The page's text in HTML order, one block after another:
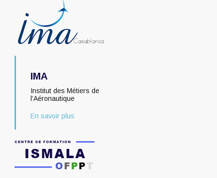
IMA
Institut des Métiers de
l’Aéronautique
En savoir plus